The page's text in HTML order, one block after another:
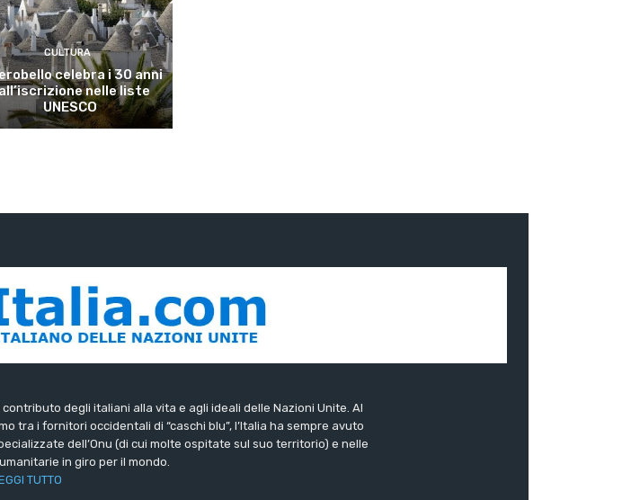
CULTURA
celebra i 30 anni
nelle liste
UNESCO
degli italiani alla vita e agli ideali delle Nazioni Unite. Al
tra i fornitori occidentali di “caschi blu”, l’Italia ha sempre avuto
dell’Onu (di cui molte ospitate sul suo territorio) e nelle
in giro per il mondo.
TUTTO